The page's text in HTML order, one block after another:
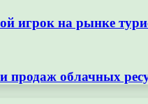
игрок на рынке
продаж облачных